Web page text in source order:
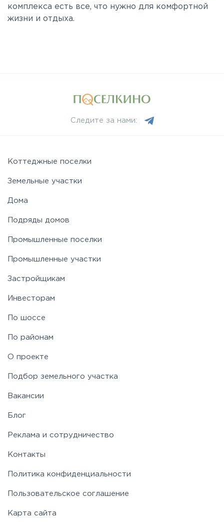
комплекса есть все, что нужно для комфортной
жизни и отдыха.
Следите за нами:
Коттеджные поселки
Земельные участки
Дома
Подряды домов
Промышленные поселки
Промышленные участки
Застройщикам
Инвесторам
По шоссе
По районам
О проекте
Подбор земельного участка
Вакансии
Блог
Реклама и сотрудничество
Контакты
Политика конфиденциальности
Пользовательское соглашение
Карта сайта